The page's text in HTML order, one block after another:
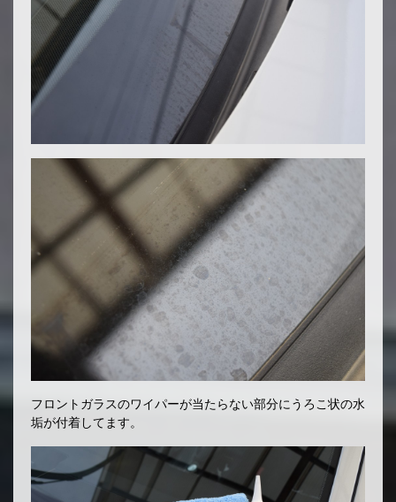
フロントガラスのワイパーが当たらない部分にうろこ状の水
垢が付着してます。